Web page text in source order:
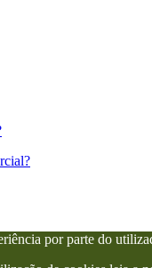
por parte do